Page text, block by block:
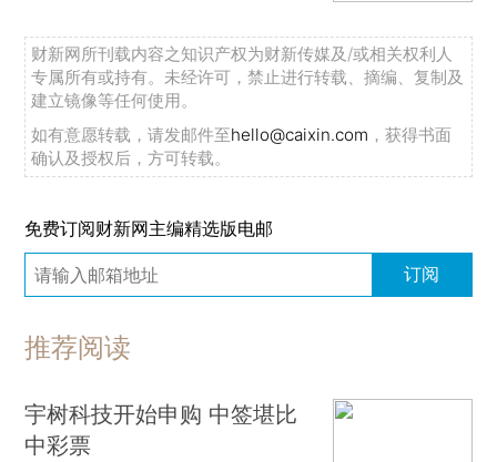
财新网所刊载内容之知识产权为财新传媒及/或相关权利人
专属所有或持有。未经许可，禁止进行转载、摘编、复制及
建立镜像等任何使用。
如有意愿转载，请发邮件至hello@caixin.com ，获得书面
确认及授权后，方可转载。
免费订阅财新网主编精选版电邮
订阅
推荐阅读
宇树科技开始申购 中签堪比
中彩票